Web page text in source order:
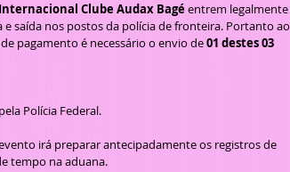
Clube Audax Bagé entrem legalmente
saída nos postos da polícia de fronteira. Portanto ao
pagamento é necessário o envio de 01 destes 03
Polícia Federal.
tempo na aduana.